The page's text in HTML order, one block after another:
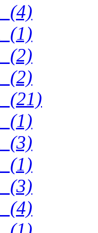
(4)
(1)
(2)
(2)
(21)
(1)
(3)
(1)
(3)
(4)